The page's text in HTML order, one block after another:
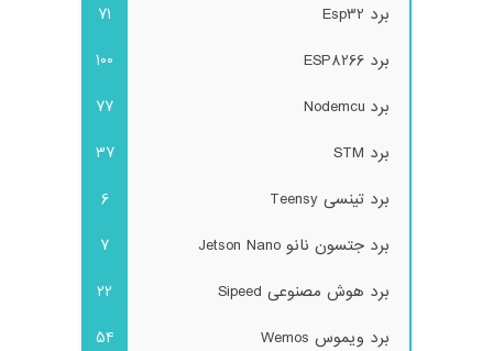
برد Esp32
71
برد ESP8266
100
برد Nodemcu
77
برد STM
37
برد تینسی Teensy
6
برد جتسون نانو Jetson Nano
7
برد هوش مصنوعی Sipeed
22
برد ویموس Wemos
54